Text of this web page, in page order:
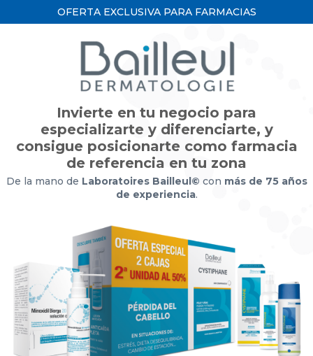
OFERTA EXCLUSIVA PARA FARMACIAS
Invierte en tu negocio para
especializarte y diferenciarte, y
consigue posicionarte como farmacia
de referencia en tu zona
De la mano de Laboratoires Bailleul© con más de 75 años
de experiencia.